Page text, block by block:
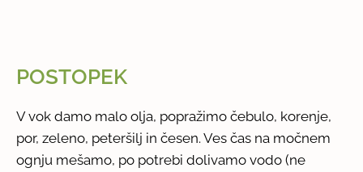
POSTOPEK
V vok damo malo olja, popražimo čebulo, korenje,
por, zeleno, peteršilj in česen. Ves čas na močnem
ognju mešamo, po potrebi dolivamo vodo (ne